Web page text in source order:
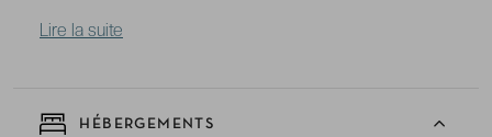
Lire la suite
HÉBERGEMENTS